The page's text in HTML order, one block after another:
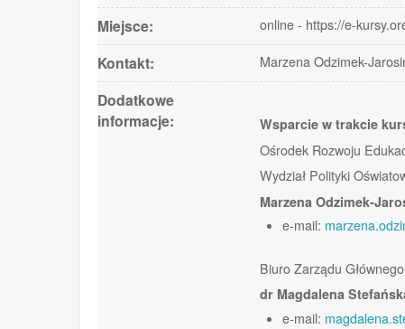
Miejsce: online - https://e-
Kontakt: Marzena Odzimek-
Dodatkowe
informacje:
Wsparcie w trakcie
Ośrodek Rozwoju
Wydział Polityki
Marzena Odzimek-
e-mail:
Biuro Zarządu
dr Magdalena
e-mail: